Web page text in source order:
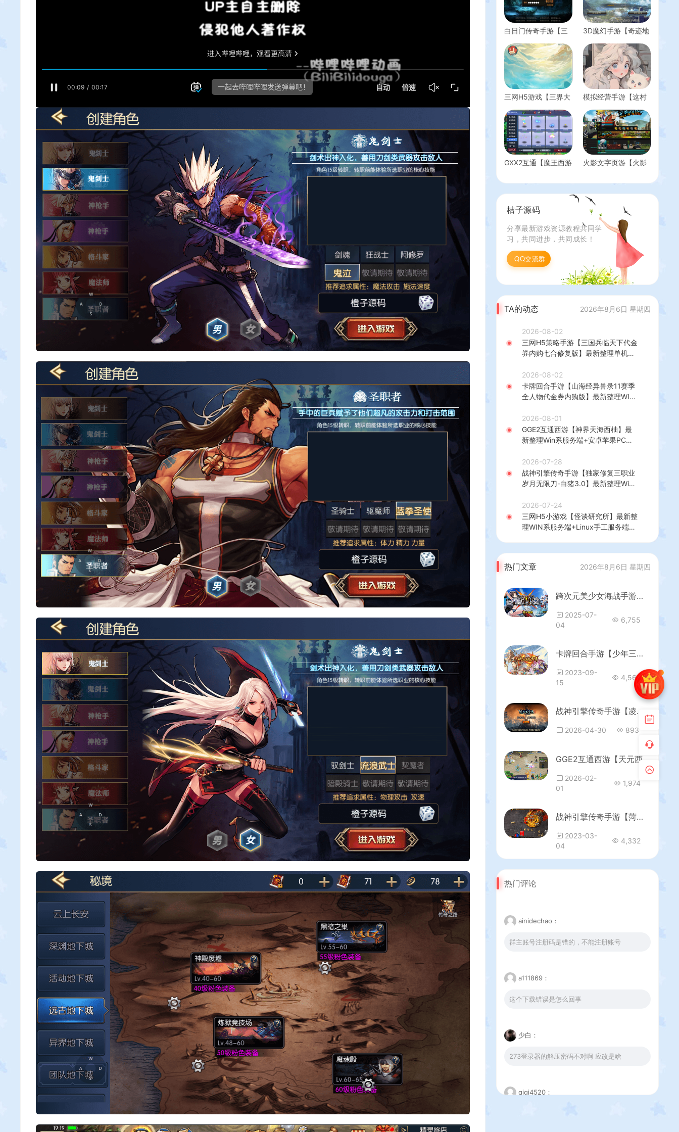
白日门传奇手游【三
整理WIN系服务端
+安卓苹果双端+GM
后台+详细搭建教程
3D魔幻手游【奇迹地
系服务端+安卓苹果
双端+GM后台+详细
搭建教程
三网H5游戏【三界大
Win一键服务端+多区
跨服+GM授权后台
+详细搭建教程
模拟经营手游【这村
最新整理Linux手工服
务端+赛季修改教程
+管理后台+多功能后
台+GM授权后台+安
卓苹果双端+详细搭
建教程+视频教程
GXX2互通【魔王西游
机一键即玩端+Win系
服务端+安卓+PC客
搭建教程+视频教程
火影文字页游【火影
WIN系服务端+管理
后台+详细搭建教程
桔子源码
分享最新游戏资源教程共同学
习，共同进步，共同成长！
QQ交流群
TA的动态 2026年8月6日 星期四
2026-08-02
三网H5策略手游【三国兵临天下代金
券内购七合修复版】最新整理单机一
理后台+GM授权后台+简易安卓客户
端+详细搭建教程+视频教程
2026-08-02
卡牌回合手游【山海经异兽录11赛季
全人物代金券内购版】最新整理WIN
+热更修改工具+安卓+详细搭建教程
2026-08-01
GGE2互通西游【神界天海西柚】最
新整理Win系服务端+安卓苹果PC三
建教程
2026-07-28
战神引擎传奇手游【独家修复三职业
岁月无限刀-白猪3.0】最新整理Win
权后台+详细搭建教程
2026-07-24
三网H5小游戏【怪谈研究所】最新整
理WIN系服务端+Linux手工服务端
热门文章 2026年8月6日 星期四
跨次元美少女海战手游【少女战舰】最新整理WIN系半手工服务端+本地注册+安卓+详细搭建教程
2025-07-
04
6,755
卡牌回合手游【少年三国志焰金第三代完整版】最新整理Linux手工服务端+CDK卡密授权后台+GM授权后台+安卓+详细搭建教程
2023-09-
15
4,567
战神引擎传奇手游【凌天苍穹录七大陆单职业第二季[小兰插件免授权]】最新整理Win系特色端+安卓苹果双端+GM授权后台+详细搭建教程
2026-04-30 893
GGE2互通西游【天元西游】最新整理Win系服务端+安卓苹果PC三端互通+攻略+全套源码+详细搭建教程
2026-02-
01
1,974
战神引擎传奇手游【菏泽传奇白猪版】最新整理WIN系特色服务端+安卓苹果双端+GM后台+详细搭建教程
2023-03-
04
4,332
热门评论
ainidechao：
群主账号注册码是错的，不能注册账号
a111869：
这个下载错误是怎么回事
少白：
273登录器的解压密码不对啊 应改是啥
qiqi4520：